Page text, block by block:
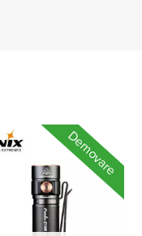
Demovare